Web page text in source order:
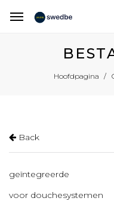
Hoofdpagina
Back
geïntegreerde
voor douchesystemen